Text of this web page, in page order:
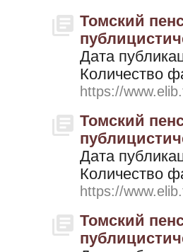
Томский
Дата
Количество
https://
Томский
Дата
Количество
https://
Томский